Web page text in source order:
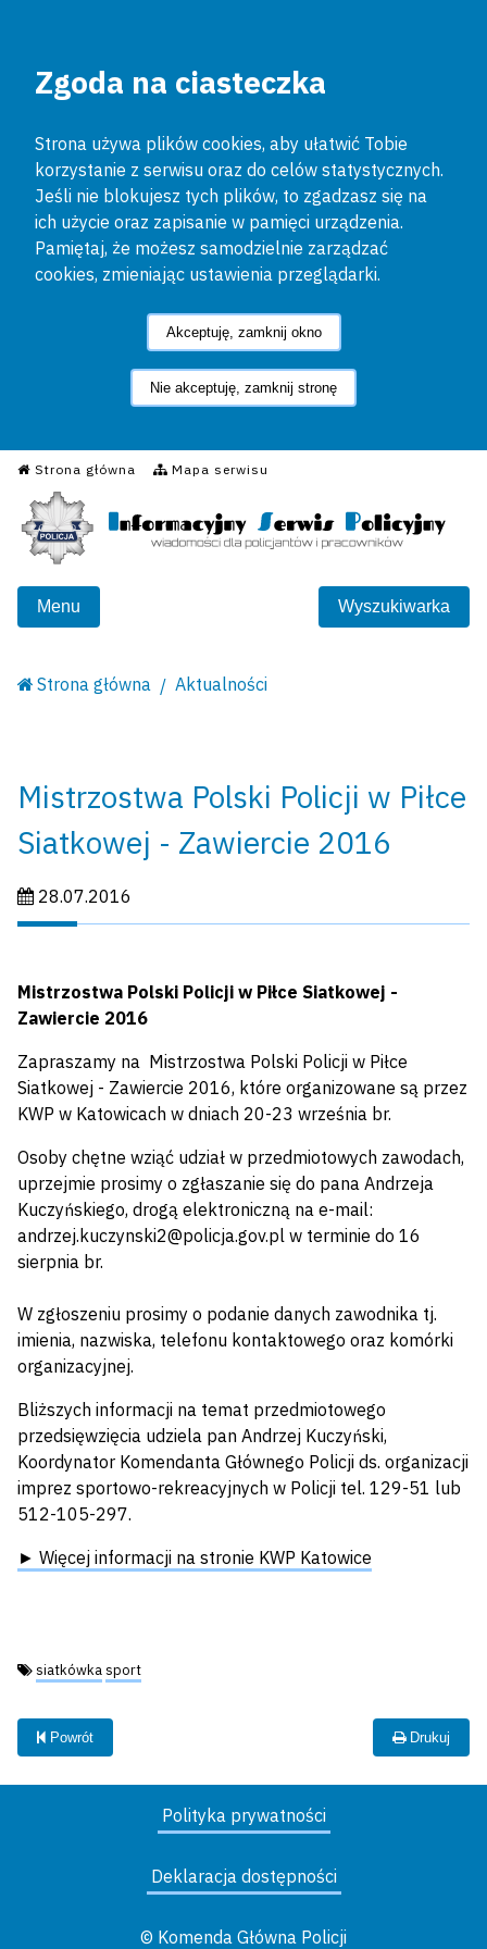
Zgoda na ciasteczka
Strona używa plików cookies, aby ułatwić Tobie
korzystanie z serwisu oraz do celów statystycznych.
Jeśli nie blokujesz tych plików, to zgadzasz się na
ich użycie oraz zapisanie w pamięci urządzenia.
Pamiętaj, że możesz samodzielnie zarządzać
cookies, zmieniając ustawienia przeglądarki.
Akceptuję, zamknij okno
Nie akceptuję, zamknij stronę
Strona główna Mapa serwisu
Informacyjny Serwis
Menu Wyszukiwarka
Strona główna Aktualności
Mistrzostwa Polski Policji w Piłce
Siatkowej - Zawiercie 2016
Data publikacji:
28.07.2016
Mistrzostwa Polski Policji w Piłce Siatkowej -
Zawiercie 2016
Zapraszamy na Mistrzostwa Polski Policji w Piłce
Siatkowej - Zawiercie 2016, które organizowane są przez
KWP w Katowicach w dniach 20-23 września br.
Osoby chętne wziąć udział w przedmiotowych zawodach,
uprzejmie prosimy o zgłaszanie się do pana Andrzeja
Kuczyńskiego, drogą elektroniczną na e-mail:
andrzej.kuczynski2@policja.gov.pl w terminie do 16
sierpnia br.
W zgłoszeniu prosimy o podanie danych zawodnika tj.
imienia, nazwiska, telefonu kontaktowego oraz komórki
organizacyjnej.
Bliższych informacji na temat przedmiotowego
przedsięwzięcia udziela pan Andrzej Kuczyński,
Koordynator Komendanta Głównego Policji ds. organizacji
imprez sportowo-rekreacyjnych w Policji tel. 129-51 lub
512-105-297.
► Więcej informacji na stronie KWP Katowice
Tagi:
siatkówkasport
Powrót Drukuj
Polityka prywatności
Deklaracja dostępności
© Komenda Główna Policji